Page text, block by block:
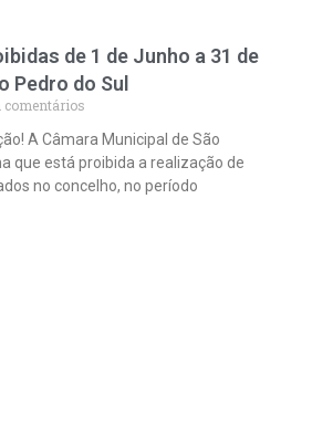
de 1 de Junho a 31 de
Pedro do Sul
comentários
A Câmara Municipal de São
que está proibida a realização de
no concelho, no período